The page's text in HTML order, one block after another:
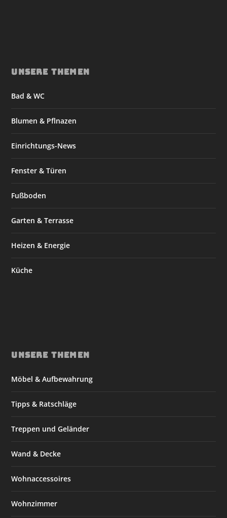
UNSERE THEMEN
Bad & WC
Blumen & Pflnazen
Einrichtungs-News
Fenster & Türen
Fußboden
Garten & Terrasse
Heizen & Energie
Küche
UNSERE THEMEN
Möbel & Aufbewahrung
Tipps & Ratschläge
Treppen und Geländer
Wand & Decke
Wohnaccessoires
Wohnzimmer